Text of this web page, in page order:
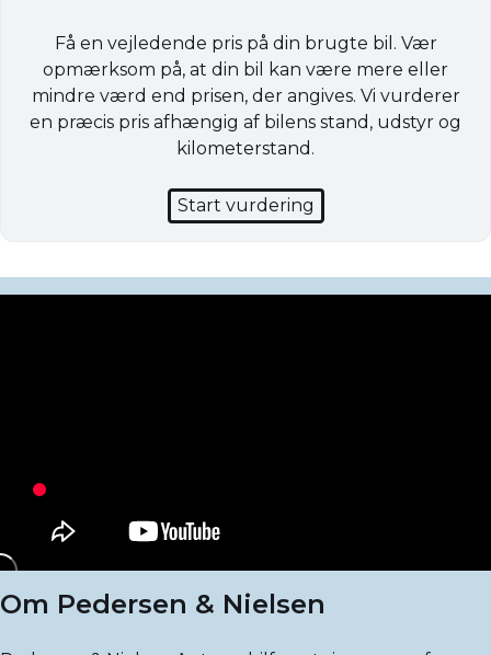
Få en vejledende pris på din brugte bil. Vær
opmærksom på, at din bil kan være mere eller
mindre værd end prisen, der angives. Vi vurderer
en præcis pris afhængig af bilens stand, udstyr og
kilometerstand.
Start vurdering
Om Pedersen & Nielsen